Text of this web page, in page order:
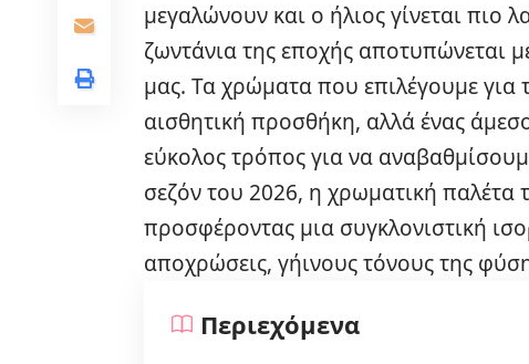
μεγαλώνουν και ο ήλιος γίνεται
ζωντάνια της εποχής αποτυπώνεται
μας. Τα χρώματα που επιλέγουμε για
αισθητική προσθήκη, αλλά ένας
εύκολος τρόπος για να
σεζόν του 2026, η χρωματική παλέτα
προσφέροντας μια συγκλονιστική
αποχρώσεις, γήινους τόνους της
Περιεχόμενα